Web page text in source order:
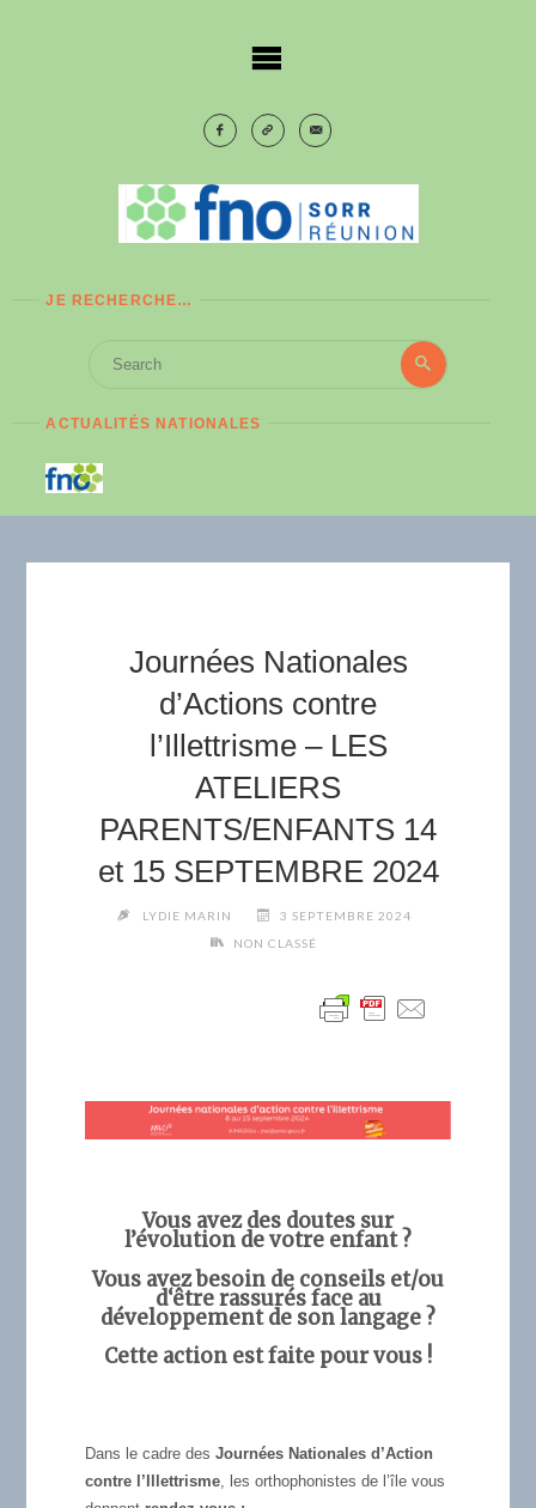
JE RECHERCHE…
Search
Search
ACTUALITÉS NATIONALES
Journées Nationales
d’Actions contre
l’Illettrisme – LES
ATELIERS
PARENTS/ENFANTS 14
et 15 SEPTEMBRE 2024
LYDIE MARIN
3 SEPTEMBRE 2024
NON CLASSÉ
Vous avez des doutes sur
l’évolution de votre enfant ?
Vous avez besoin de conseils et/ou
d‘être rassurés face au
développement de son langage ?
Cette action est faite pour vous !
Dans le cadre des Journées Nationales d’Action
contre l’Illettrisme, les orthophonistes de l’île vous